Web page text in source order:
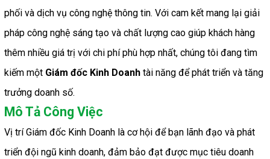
phối và dịch vụ công nghệ thông tin. Với cam kết mang lại giải
pháp công nghệ sáng tạo và chất lượng cao giúp khách hàng
thêm nhiều giá trị với chi phí phù hợp nhất, chúng tôi đang tìm
kiếm một Giám đốc Kinh Doanh tài năng để phát triển và tăng
trưởng doanh số.
Mô Tả Công Việc
Vị trí Giám đốc Kinh Doanh là cơ hội để bạn lãnh đạo và phát
triển đội ngũ kinh doanh, đảm bảo đạt được mục tiêu doanh